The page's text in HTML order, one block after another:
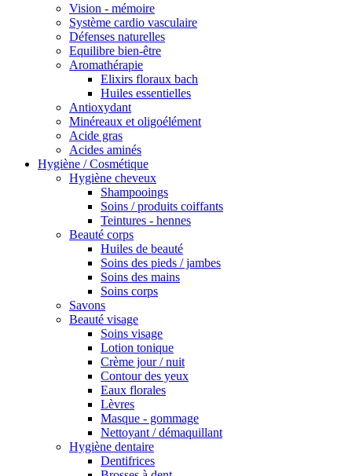
Vision - mémoire
Système cardio vasculaire
Défenses naturelles
Equilibre bien-être
Aromathérapie
Elixirs floraux bach
Huiles essentielles
Antioxydant
Minéreaux et oligoélément
Acide gras
Acides aminés
Hygiène / Cosmétique
Hygiène cheveux
Shampooings
Soins / produits coiffants
Teintures - hennes
Beauté corps
Huiles de beauté
Soins des pieds / jambes
Soins des mains
Soins corps
Savons
Beauté visage
Soins visage
Lotion tonique
Crème jour / nuit
Contour des yeux
Eaux florales
Lèvres
Masque - gommage
Nettoyant / démaquillant
Hygiène dentaire
Dentifrices